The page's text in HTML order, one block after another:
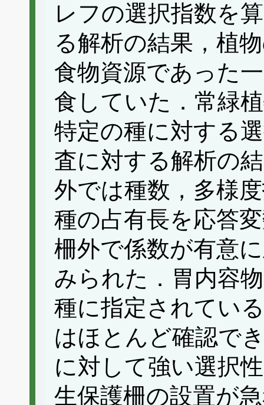
レフの選択指数を
る解析の結果，植
食物資源であった
食していた．常緑
特定の種に対する
査に対する解析の
外では種数，多様
種の占有長を応答
柵外で係数が有意
みられた．胃内容
種に指定されてい
はほとんど確認で
に対して強い選択
生保護柵の設置が